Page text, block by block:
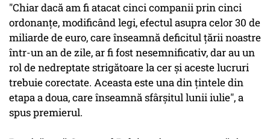
"Chiar dacă am fi atacat cinci companii prin cinci
ordonanţe, modificând legi, efectul asupra celor 30 de
miliarde de euro, care înseamnă deficitul ţării noastre
într-un an de zile, ar fi fost nesemnificativ, dar au un
rol de nedreptate strigătoare la cer şi aceste lucruri
trebuie corectate. Aceasta este una din ţintele din
etapa a doua, care înseamnă sfârşitul lunii iulie", a
spus premierul.